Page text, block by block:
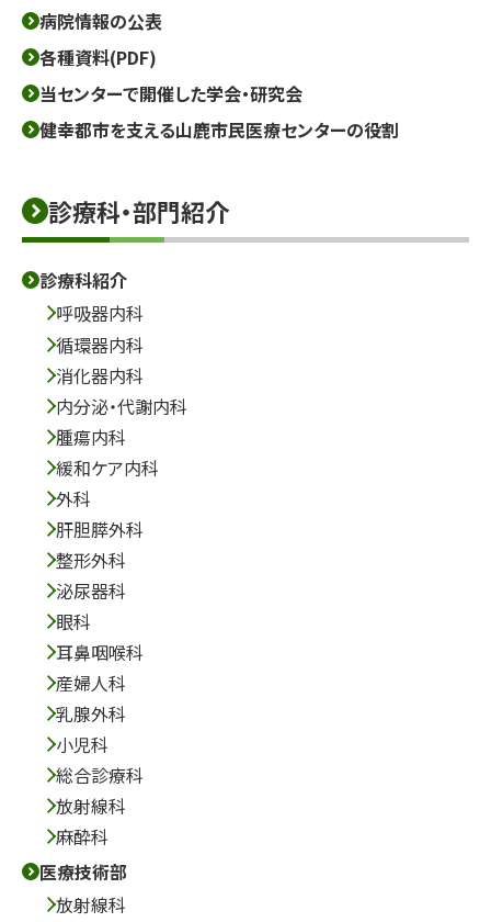
病院情報の公表
各種資料(PDF)
当センターで開催した学会・研究会
健幸都市を支える山鹿市民医療センターの役割
診療科・部門紹介
診療科紹介
呼吸器内科
循環器内科
消化器内科
内分泌・代謝内科
腫瘍内科
緩和ケア内科
外科
肝胆膵外科
整形外科
泌尿器科
眼科
耳鼻咽喉科
産婦人科
乳腺外科
小児科
総合診療科
放射線科
麻酔科
医療技術部
放射線科